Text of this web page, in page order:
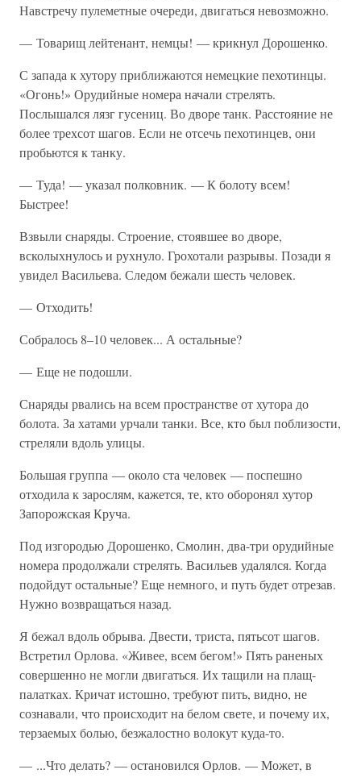
Навстречу пулеметные очереди, двигаться невозможно.
— Товарищ лейтенант, немцы! — крикнул Дорошенко.
С запада к хутору приближаются немецкие пехотинцы.
«Огонь!» Орудийные номера начали стрелять.
Послышался лязг гусениц. Во дворе танк. Расстояние не
более трехсот шагов. Если не отсечь пехотинцев, они
пробьются к танку.
— Туда! — указал полковник. — К болоту всем!
Быстрее!
Взвыли снаряды. Строение, стоявшее во дворе,
всколыхнулось и рухнуло. Грохотали разрывы. Позади я
увидел Васильева. Следом бежали шесть человек.
— Отходить!
Собралось 8–10 человек... А остальные?
— Еще не подошли.
Снаряды рвались на всем пространстве от хутора до
болота. За хатами урчали танки. Все, кто был поблизости,
стреляли вдоль улицы.
Большая группа — около ста человек — поспешно
отходила к зарослям, кажется, те, кто оборонял хутор
Запорожская Круча.
Под изгородью Дорошенко, Смолин, два-три орудийные
номера продолжали стрелять. Васильев удалялся. Когда
подойдут остальные? Еще немного, и путь будет отрезав.
Нужно возвращаться назад.
Я бежал вдоль обрыва. Двести, триста, пятьсот шагов.
Встретил Орлова. «Живее, всем бегом!» Пять раненых
совершенно не могли двигаться. Их тащили на плащ-
палатках. Кричат истошно, требуют пить, видно, не
сознавали, что происходит на белом свете, и почему их,
терзаемых болью, безжалостно волокут куда-то.
— ...Что делать? — остановился Орлов. — Может, в